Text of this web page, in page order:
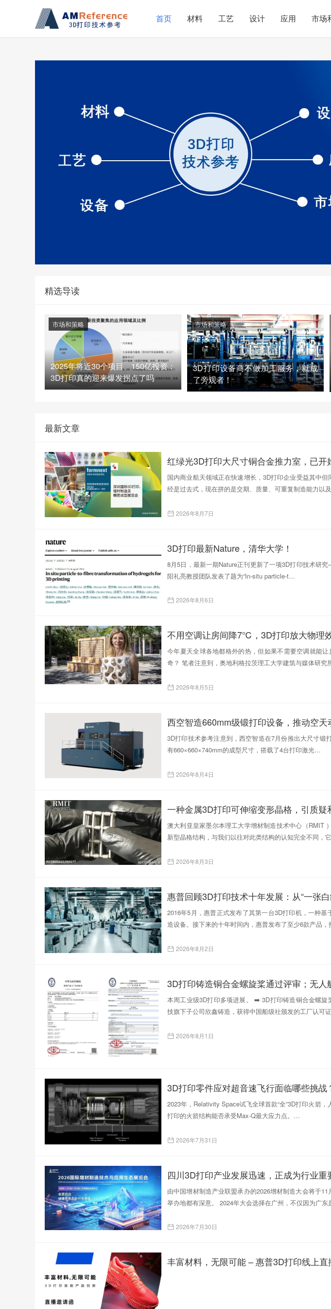
首页 材料 工艺 设计 应用 市场
精选导读
2025年将近30个项目、150亿投资：
3D打印真的迎来爆发拐点了吗
市场和策略
3D打印设备商不做加工服务，就成
了旁观者！
市场和策略
最新文章
红绿光3D打印大尺寸铜合金推力室，已开
国内商业航天领域正在快速增长，3D打印企业受益其中
经是过去式，现在拼的是交期、质量、可重复制造能力以
2026年8月7日
3D打印最新Nature，清华大学！
8月5日，最新一期Nature正刊更新了一项3D打印技术研
阳礼亮教授团队发表了题为“In‑situ particle‑t…
2026年8月6日
不用空调让房间降7℃，3D打印放大物理
今年夏天全球各地都格外的热，但如果不需要空调就能
奇？ 笔者注意到，奥地利格拉茨理工大学建筑与媒体研
2026年8月5日
西空智造660mm级锻打印设备，推动空
3D打印技术参考注意到，西空智造在7月份推出大尺寸
有660×660×740mm的成型尺寸，搭载了4台打印激光…
2026年8月4日
一种金属3D打印可伸缩变形晶格，引质疑
澳大利亚皇家墨尔本理工大学增材制造技术中心（RMIT
新型晶格结构，与我们以往对此类结构的认知完全不同，
2026年8月3日
惠普回顾3D打印技术十年发展：从“一张
2016年5月，惠普正式发布了其第一台3D打印机，一种
造设备。接下来的十年时间内，惠普发布了至少6款产品
2026年8月2日
本周工业级3D打印多项进展。 ➡️ 3D打印铸造铜合金螺旋
技旗下子公司欣鑫铸造，获得中国船级社颁发的工厂认可
2026年8月1日
3D打印零件应对超音速飞行面临哪些挑战
2023年，Relativity Space试飞全球首款“全”3D打印火箭
打印的火箭结构能否承受Max-Q最大应力点。…
2026年7月31日
四川3D打印产业发展迅速，正成为行业重
由中国增材制造产业联盟承办的2026增材制造大会将于
举办地都有深意。 2024年大会选择在广州，不仅因为广
2026年7月30日
丰富材料，无限可能 – 惠普3D打印线上